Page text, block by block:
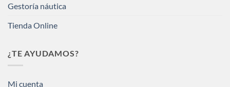
Gestoría náutica
Tienda Online
¿TE AYUDAMOS?
Mi cuenta